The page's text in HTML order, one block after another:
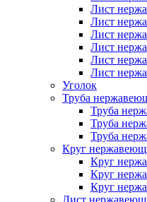
Лист
Лист
Лист
Лист
Лист
Лист
Уголок
Труба
Труба
Труба
Труба
Круг
Круг
Круг
Круг
Лист